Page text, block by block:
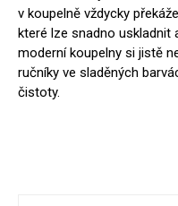
v koupelně vždycky
které lze snadno uskladnit
moderní koupelny si jistě
ručníky ve sladěných
čistoty.